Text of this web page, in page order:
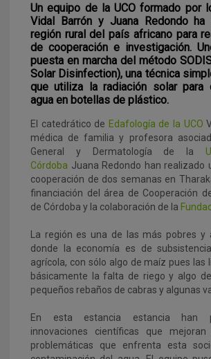
Un equipo de la UCO formado por
Vidal Barrón y Juana Redondo ha
región rural del país africano para
de cooperación e investigación.
puesta en marcha del método
Solar Disinfection), una técnica
que utiliza la radiación solar para
agua en botellas de plástico.
El catedrático de Edafología de la UCO
médica de familia y profesora
General y Dermatología de la
Córdoba Juana Redondo han realizado
cooperación de dos semanas en
financiación del área de Cooperación
de Córdoba y la colaboración de la
La región es una de las más pobres y
donde la economía es de
agrícola, con sólo algo de maíz pues las
básicamente la falta de riego y algo
pequeños rebaños de cabras y algunas
En esta estancia estancia han
innovaciones científicas que
problemáticas que enfrenta esta